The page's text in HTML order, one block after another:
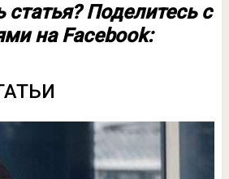
Поделитесь с
на Facebook: